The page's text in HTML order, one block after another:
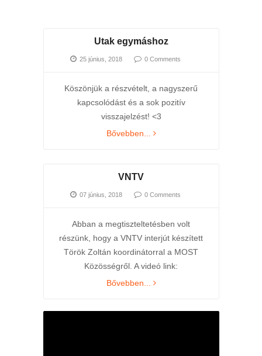
Utak egymáshoz
25 június, 2018 0 Comments
Köszönjük a részvételt, a nagyszerű
kapcsolódást és a sok pozitív
visszajelzést! <3
Bővebben...
VNTV
07 június, 2018 0 Comments
Abban a megtiszteltetésben volt
részünk, hogy a VNTV interjút készített
Török Zoltán koordinátorral a MOST
Közösségről. A videó link:
Bővebben...